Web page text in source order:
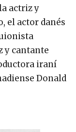
actriz y
el actor danés
y cantante
iraní
Donald